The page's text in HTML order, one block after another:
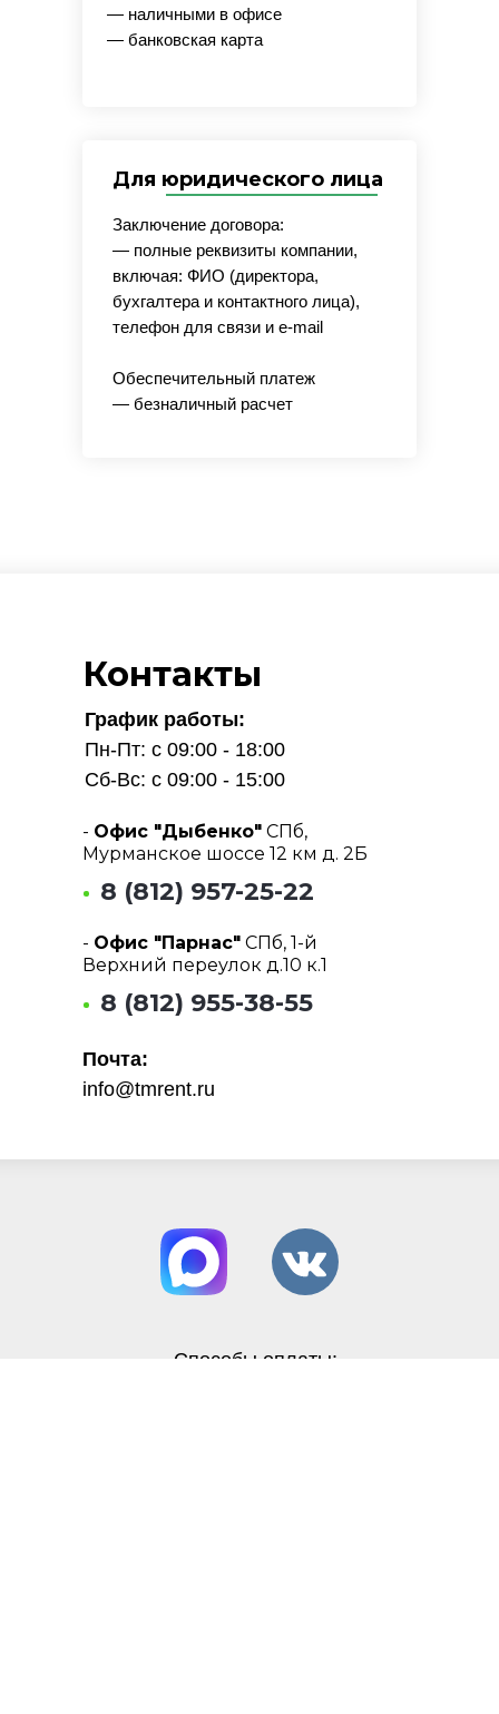
Для юридического лица
— наличными в офисе
— банковская карта
Заключение договора:
— полные реквизиты компании,
включая: ФИО (директора,
бухгалтера и контактного лица),
телефон для связи и e-mail
Обеспечительный платеж
— безналичный расчет
Контакты
Почта:
info@tmrent.ru
График работы:
Пн-Пт: с 09:00 - 18:00
Сб-Вс: с 09:00 - 15:00
Способы оплаты:
- Офис "Парнас" СПб, 1-й
Верхний переулок д.10 к.1
- Офис "Дыбенко" СПб,
Мурманское шоссе 12 км д. 2Б
8 (812) 957-25-22
8 (812) 955-38-55